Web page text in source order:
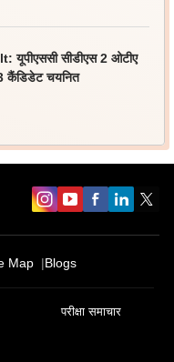
सीडीएस 2 ओटीए
कैंडिडेट चयनित
Map Blogs
परीक्षा समाचार